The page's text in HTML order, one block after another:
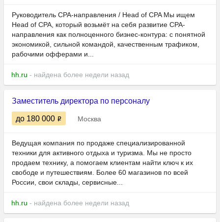
Руководитель CPA-направления / Head of CPA Мы ищем
Head of CPA, который возьмёт на себя развитие CPA-
направления как полноценного бизнес-контура: с понятной
экономикой, сильной командой, качественным трафиком,
рабочими офферами и...
hh.ru - найдена более недели назад
Заместитель директора по персоналу
до 180 000 Москва
Ведущая компания по продаже специализированной
техники для активного отдыха и туризма. Мы не просто
продаем технику, а помогаем клиентам найти ключ к их
свободе и путешествиям. Более 60 магазинов по всей
России, свои склады, сервисные...
hh.ru - найдена более недели назад